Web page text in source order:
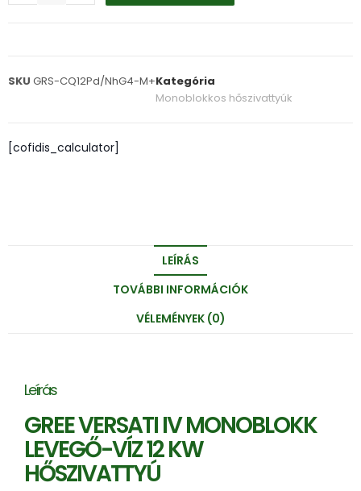
SKU GRS-CQ12Pd/NhG4-M+Kategória
Monoblokkos hőszivattyúk
[cofidis_calculator]
LEÍRÁS
TOVÁBBI INFORMÁCIÓK
VÉLEMÉNYEK (0)
Leírás
GREE VERSATI IV MONOBLOKK
LEVEGŐ-VÍZ 12 KW
HŐSZIVATTYÚ